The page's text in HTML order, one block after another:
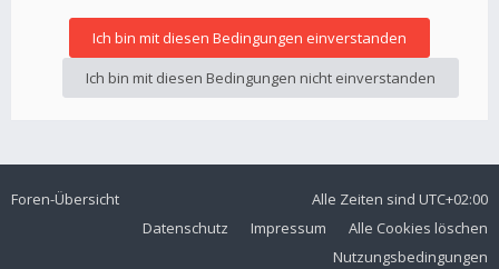
Foren-Übersicht Alle Zeiten sind UTC+02:00
Alle Cookies löschen
Impressum
Datenschutz
Nutzungsbedingungen